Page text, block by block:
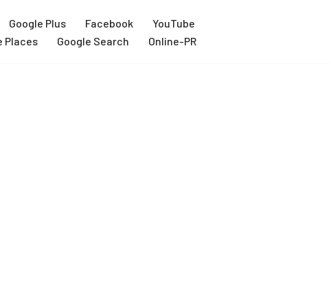
Google Plus Facebook
YouTube
Places Google Search Online-PR